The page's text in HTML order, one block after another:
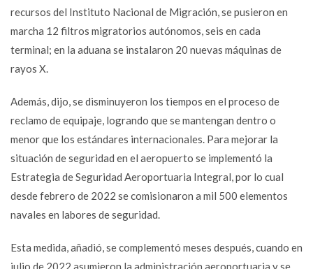
recursos del Instituto Nacional de Migración, se pusieron en
marcha 12 filtros migratorios autónomos, seis en cada
terminal; en la aduana se instalaron 20 nuevas máquinas de
rayos X.
Además, dijo, se disminuyeron los tiempos en el proceso de
reclamo de equipaje, logrando que se mantengan dentro o
menor que los estándares internacionales. Para mejorar la
situación de seguridad en el aeropuerto se implementó la
Estrategia de Seguridad Aeroportuaria Integral, por lo cual
desde febrero de 2022 se comisionaron a mil 500 elementos
navales en labores de seguridad.
Esta medida, añadió, se complementó meses después, cuando en
julio de 2022 asumieron la administración aeroportuaria y se